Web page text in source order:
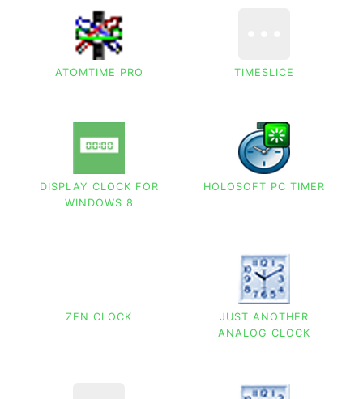
ATOMTIME PRO TIMESLICE
DISPLAY CLOCK FOR
WINDOWS 8
HOLOSOFT PC TIMER
ZEN CLOCK
JUST ANOTHER
ANALOG CLOCK